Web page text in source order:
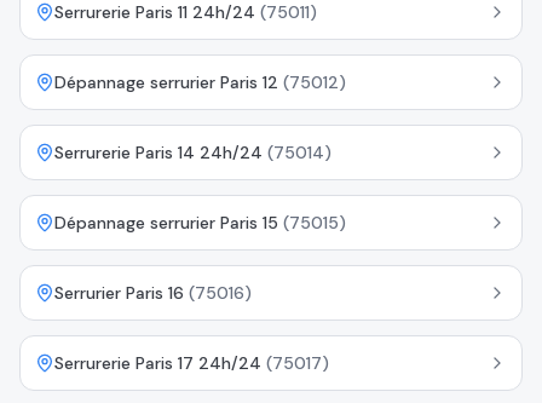
Serrurerie Paris 11 24h/24 (75011)
Dépannage serrurier Paris 12 (75012)
Serrurerie Paris 14 24h/24 (75014)
Dépannage serrurier Paris 15 (75015)
Serrurier Paris 16 (75016)
Serrurerie Paris 17 24h/24 (75017)